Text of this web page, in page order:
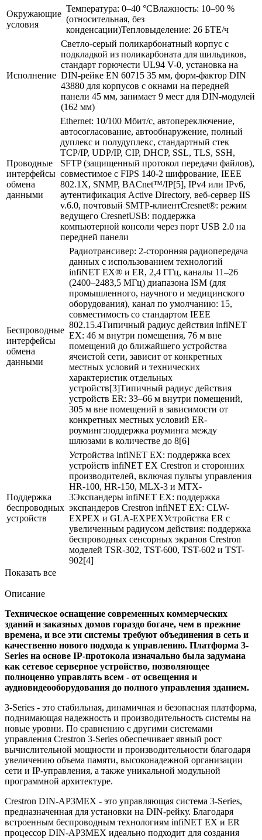
Окружающие
условия
Температура: 0–40 °CВлажность: 10–90 %
(относительная, без
конденсации)Тепловыделение: 26 БТЕ/ч
Исполнение
Светло-серый поликарбонатный корпус с
подкладкой из поликарбоната для шильдиков,
стандарт горючести UL94 V-0, установка на
DIN-рейке EN 60715 35 мм, форм-фактор DIN
43880 для корпусов с окнами на передней
панели 45 мм, занимает 9 мест для DIN-модулей
(162 мм)
Проводные
интерфейсы
обмена
данными
Ethernet: 10/100 Мбит/с, автопереключение,
автосогласование, автообнаружение, полный
дуплекс и полудуплекс, стандартный стек
TCP/IP, UDP/IP, CIP, DHCP, SSL, TLS, SSH,
SFTP (защищенный протокол передачи файлов),
совместимое с FIPS 140-2 шифрование, IEEE
802.1X, SNMP, BACnet™/IP[5], IPv4 или IPv6,
аутентификация Active Directory, веб-сервер IIS
v.6.0, почтовый SMTP-клиентCresnet®: режим
ведущего CresnetUSB: поддержка
компьютерной консоли через порт USB 2.0 на
передней панели
Беспроводные
интерфейсы
обмена
данными
Радиотрансивер: 2-сторонняя радиопередача
данных с использованием технологий
infiNET EX® и ER, 2,4 ГГц, каналы 11–26
(2400–2483,5 МГц) диапазона ISM (для
промышленного, научного и медицинского
оборудования), канал по умолчанию: 15,
совместимость со стандартом IEEE
802.15.4Типичный радиус действия infiNET
EX: 46 м внутри помещения, 76 м вне
помещений до ближайшего устройства
ячеистой сети, зависит от конкретных
местных условий и технических
характеристик отдельных
устройств[3]Типичный радиус действия
устройств ER: 33–66 м внутри помещений,
305 м вне помещений в зависимости от
конкретных местных условий ER-
роуминг:поддержка роуминга между
шлюзами в количестве до 8[6]
Поддержка
беспроводных
устройств
Устройства infiNET EX: поддержка всех
устройств infiNET EX Crestron и сторонних
производителей, включая пульты управления
HR-100, HR-150, MLX-3 и MTX-
3Экспандеры infiNET EX: поддержка
экспандеров Crestron infiNET EX: CLW-
EXPEX и GLA-EXPEXУстройства ER с
увеличенным радиусом действия: поддержка
беспроводных сенсорных экранов Crestron
моделей TSR-302, TST-600, TST-602 и TST-
902[4]
Показать все
Описание
Техническое оснащение современных коммерческих
зданий и заказных домов гораздо богаче, чем в прежние
времена, и все эти системы требуют объединения в сеть и
качественно нового подхода к управлению. Платформа 3-
Series на основе IP-протокола изначально была задумана
как сетевое серверное устройство, позволяющее
полноценно управлять всем - от освещения и
аудиовидеооборудования до полного управления зданием.
3-Series - это стабильная, динамичная и безопасная платформа,
поднимающая надежность и производительность системы на
новые уровни. По сравнению с другими системами
управления Crestron 3-Series обеспечивает явный рост
вычислительной мощности и производительности благодаря
увеличению объема памяти, высоконадежной организации
сети и IP-управления, а также уникальной модульной
программной архитектуре.
Crestron DIN-AP3MEX - это управляющая система 3-Series,
предназначенная для установки на DIN-рейку. Благодаря
встроенным беспроводным технологиям infiNET EX и ER
процессор DIN-AP3MEX идеально подходит для создания